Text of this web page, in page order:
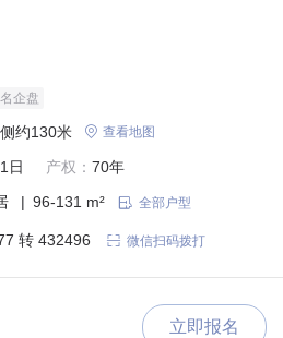
名企盘
约130米  查看地图
日 产权： 70年
| 96-131 m²  全部户型
转 432496  微信扫码拨打
立即报名